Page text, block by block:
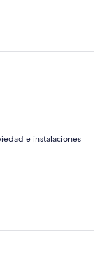
e instalaciones